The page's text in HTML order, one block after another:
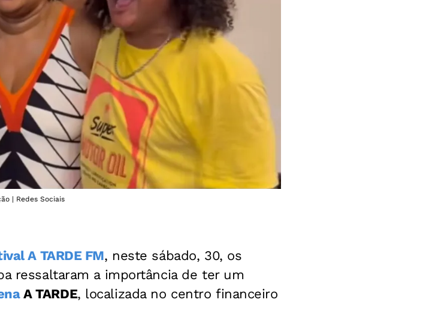
| Redes Sociais
A TARDE FM, neste sábado, 30, os
ressaltaram a importância de ter um
A TARDE, localizada no centro financeiro